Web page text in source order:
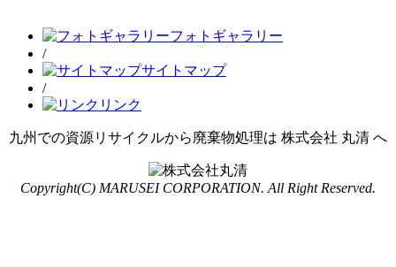
フォトギャラリー
/
サイトマップ
/
リンク
九州での資源リサイクルから廃棄物処理は 株式会社 丸清 へ
Copyright(C) MARUSEI CORPORATION. All Right Reserved.